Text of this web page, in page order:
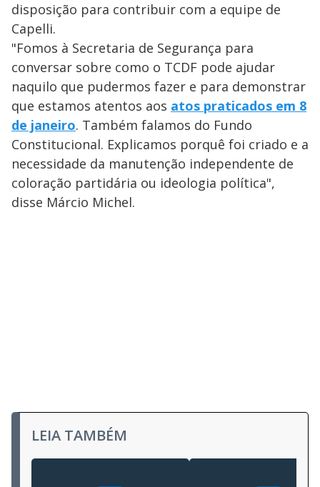
disposição para contribuir com a equipe de
Capelli.
"Fomos à Secretaria de Segurança para
conversar sobre como o TCDF pode ajudar
naquilo que pudermos fazer e para demonstrar
que estamos atentos aos atos praticados em 8
de janeiro. Também falamos do Fundo
Constitucional. Explicamos porquê foi criado e a
necessidade da manutenção independente de
coloração partidária ou ideologia política",
disse Márcio Michel.
LEIA TAMBÉM